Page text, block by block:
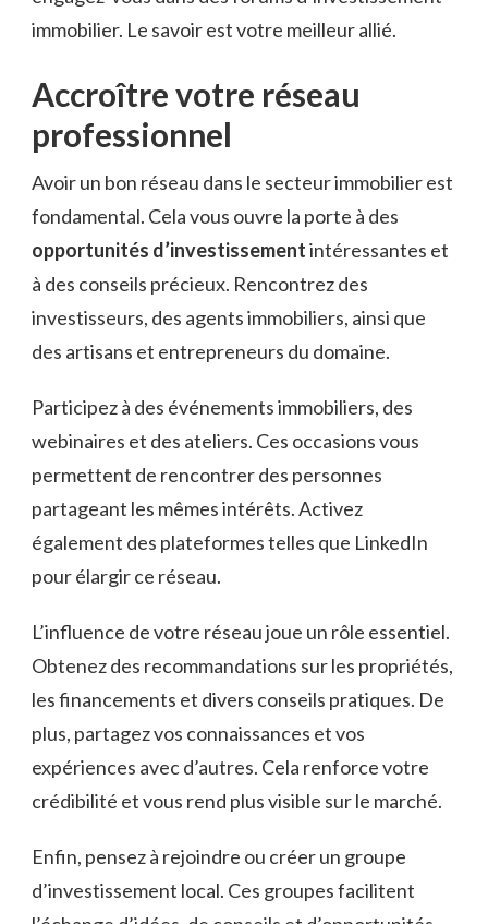
immobilier. Le savoir est votre meilleur allié.
Accroître votre réseau
professionnel
Avoir un bon réseau dans le secteur immobilier est
fondamental. Cela vous ouvre la porte à des
opportunités d’investissementintéressantes et
à des conseils précieux. Rencontrez des
investisseurs, des agents immobiliers, ainsi que
des artisans et entrepreneurs du domaine.
Participez à des événements immobiliers, des
webinaires et des ateliers. Ces occasions vous
permettent de rencontrer des personnes
partageant les mêmes intérêts. Activez
également des plateformes telles que LinkedIn
pour élargir ce réseau.
L’influence de votre réseau joue un rôle essentiel.
Obtenez des recommandations sur les propriétés,
les financements et divers conseils pratiques. De
plus, partagez vos connaissances et vos
expériences avec d’autres. Cela renforce votre
crédibilité et vous rend plus visible sur le marché.
Enfin, pensez à rejoindre ou créer un groupe
d’investissement local. Ces groupes facilitent